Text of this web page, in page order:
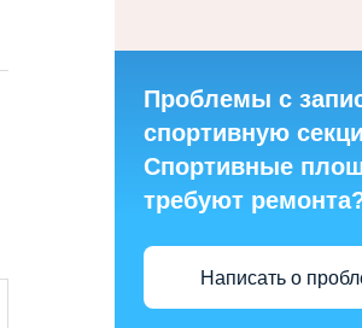
Проблемы с
спортивную
Спортивные
требуют
Написать о